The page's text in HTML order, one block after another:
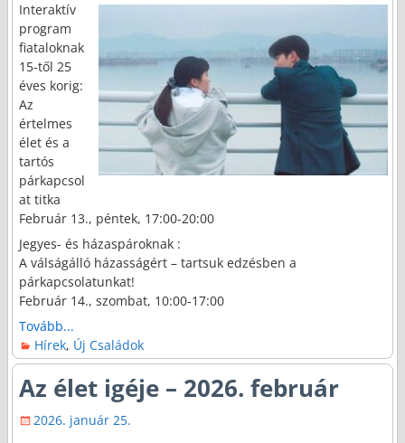
Interaktív
program
fiataloknak
15-től 25
éves korig:
Az
értelmes
élet és a
tartós
párkapcsol
at titka
Február 13., péntek, 17:00-20:00
Jegyes- és házaspároknak :
A válságálló házasságért – tartsuk edzésben a
párkapcsolatunkat!
Február 14., szombat, 10:00-17:00
Tovább...
Hírek, Új Családok
Az élet igéje – 2026. február
2026. január 25.